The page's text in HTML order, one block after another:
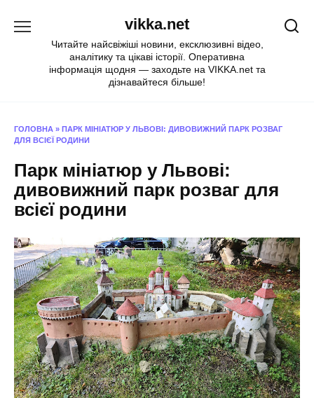
vikka.net
Читайте найсвіжіші новини, ексклюзивні відео,
аналітику та цікаві історії. Оперативна
інформація щодня — заходьте на VIKKA.net та
дізнавайтеся більше!
ГОЛОВНА » ПАРК МІНІАТЮР У ЛЬВОВІ: ДИВОВИЖНИЙ ПАРК РОЗВАГ
ДЛЯ ВСІЄЇ РОДИНИ
Парк мініатюр у Львові:
дивовижний парк розваг для
всієї родини